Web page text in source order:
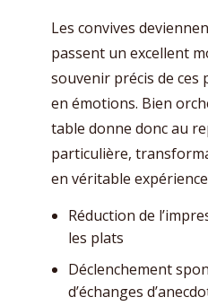
Les convives
passent un excellent
souvenir précis de ces
en émotions. Bien
table donne donc au
particulière,
en véritable
Réduction de
les plats
Déclenchement
d’échanges